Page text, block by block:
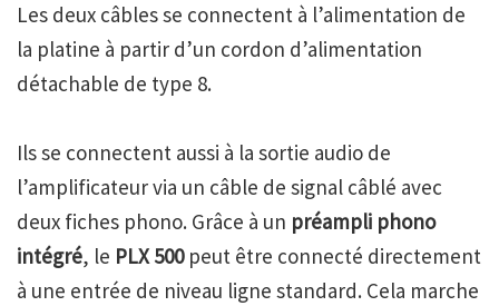
Les deux câbles se connectent à l’alimentation de
la platine à partir d’un cordon d’alimentation
détachable de type 8.
Ils se connectent aussi à la sortie audio de
l’amplificateur via un câble de signal câblé avec
deux fiches phono. Grâce à un préampli phono
intégré, le PLX 500peut être connecté directement
à une entrée de niveau ligne standard. Cela marche